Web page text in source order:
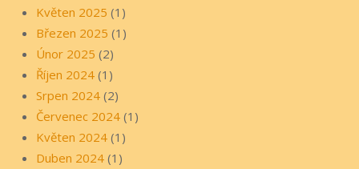
Květen 2025 (1)
Březen 2025 (1)
Únor 2025 (2)
Říjen 2024 (1)
Srpen 2024 (2)
Červenec 2024 (1)
Květen 2024 (1)
Duben 2024 (1)